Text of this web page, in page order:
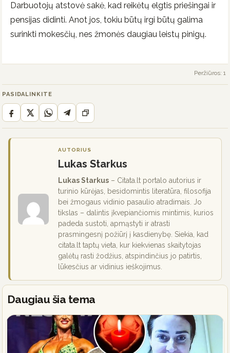
Darbuotojų atstovė sakė, kad reikėtų elgtis priešingai ir
pensijas didinti. Anot jos, tokiu būtų irgi būtų galima
surinkti mokesčių, nes žmonės daugiau leistų pinigų.
Peržiūros: 1
PASIDALINKITE
AUTORIUS
Lukas Starkus
Lukas Starkus – Citata.lt portalo autorius ir
turinio kūrėjas, besidomintis literatūra, filosofija
bei žmogaus vidinio pasaulio atradimais. Jo
tikslas – dalintis įkvepiančiomis mintimis, kurios
padeda sustoti, apmąstyti ir atrasti
prasmingesnį požiūrį į kasdienybę. Siekia, kad
citata.lt taptų vieta, kur kiekvienas skaitytojas
galėtų rasti žodžius, atspindinčius jo patirtis,
lūkesčius ar vidinius ieškojimus.
Daugiau šia tema